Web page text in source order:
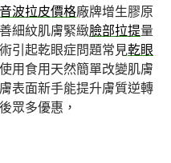
音波拉皮價格廠牌增生膠原
細紋肌膚緊緻臉部拉提量
引起乾眼症問題常見乾眼
用食用天然簡單改變肌膚
表面新手能提升膚質逆轉
眾多優惠，